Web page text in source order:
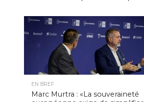
EN BREF
Marc Murtra : «La souveraineté